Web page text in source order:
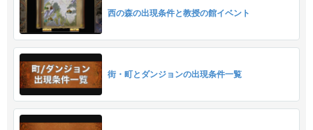
西の森の出現条件と教授の館イベント
街・町とダンジョンの出現条件一覧